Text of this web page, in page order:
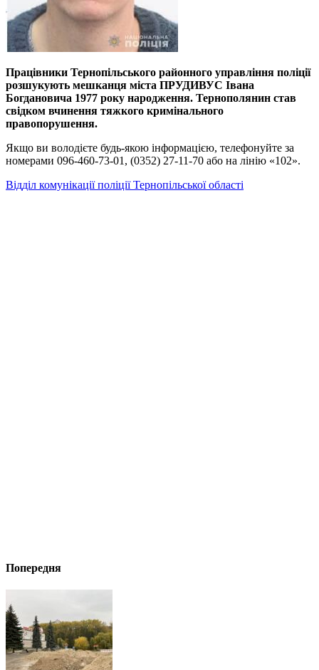
Працівники Тернопільського районного управління поліції
розшукують мешканця міста ПРУДИВУС Івана
Богдановича 1977 року народження. Тернополянин став
свідком вчинення тяжкого кримінального
правопорушення.
Якщо ви володієте будь-якою інформацією, телефонуйте за
номерами 096-460-73-01, (0352) 27-11-70 або на лінію «102».
Відділ комунікації поліції Тернопільської області
Попередня